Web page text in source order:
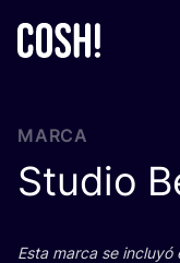
MARCA
Studio
Esta mar­ca se inclu­yó